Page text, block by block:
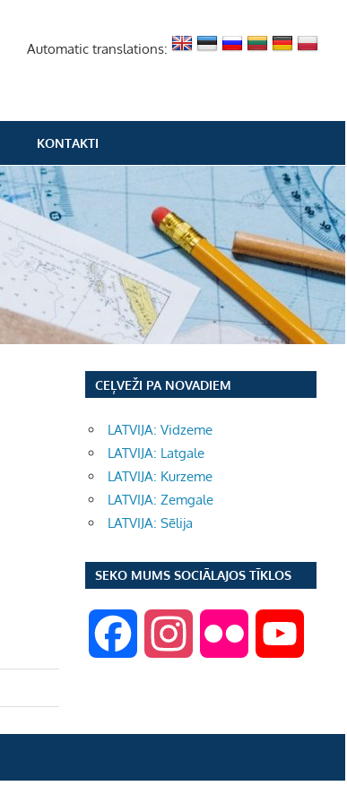
Automatic translations:
KONTAKTI
CEĻVEŽI PA NOVADIEM
LATVIJA: Vidzeme
LATVIJA: Latgale
LATVIJA: Kurzeme
LATVIJA: Zemgale
LATVIJA: Sēlija
SEKO MUMS SOCIĀLAJOS TĪKLOS
c
e
s
t
i
c
u
T